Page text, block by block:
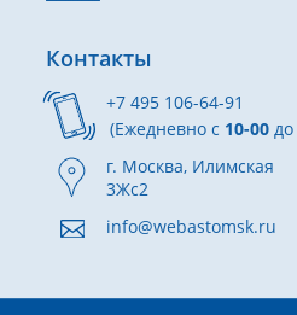
Контакты
+7 495 106-64-91
(Ежедневно с 10-00 до
г. Москва, Илимская
3Жс2
info@webastomsk.ru